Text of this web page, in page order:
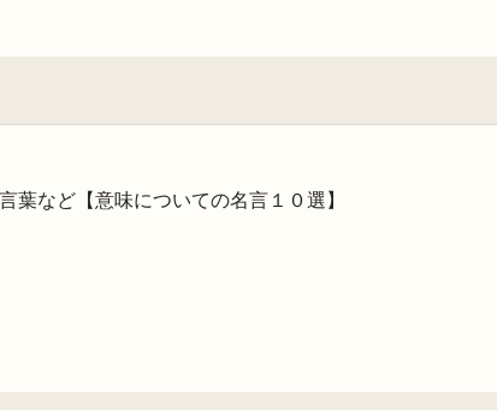
葉など【意味についての名言１０選】